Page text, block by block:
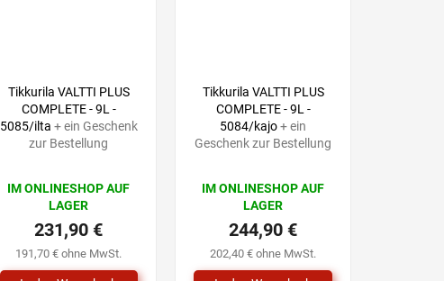
Tikkurila VALTTI PLUS
COMPLETE - 9L -
5085/ilta + ein Geschenk
zur Bestellung
IM ONLINESHOP AUF
LAGER
191,70 € ohne MwSt.
231,90 €
Tikkurila VALTTI PLUS
COMPLETE - 9L -
5084/kajo+ ein
Geschenk zur Bestellung
IM ONLINESHOP AUF
LAGER
202,40 € ohne MwSt.
244,90 €